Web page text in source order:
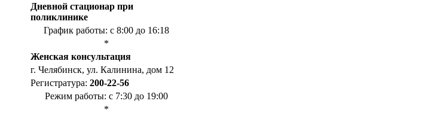
Дневной стационар при
поликлинике
График работы: с 8:00 до 16:18
*
Женская консультация
г. Челябинск, ул. Калинина, дом 12
Регистратура: 200-22-56
Режим работы: с 7:30 до 19:00
*